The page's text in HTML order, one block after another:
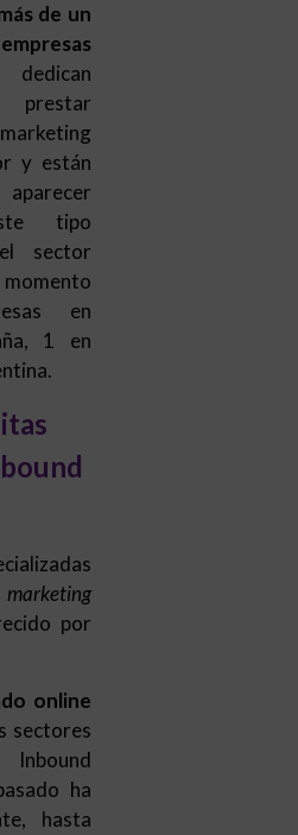
de un
prestar
y están
tipo
sector
en
1 en
por
online
sectores
ha
hasta